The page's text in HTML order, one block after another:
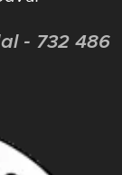
- 732 486